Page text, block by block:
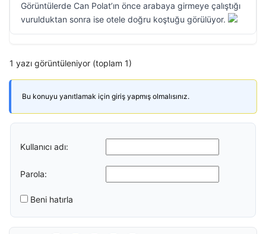
Görüntülerde Can Polat’ın önce arabaya girmeye çalıştığı
vurulduktan sonra ise otele doğru koştuğu görülüyor.
1 yazı görüntüleniyor (toplam 1)
Bu konuyu yanıtlamak için giriş yapmış olmalısınız.
Kullanıcı adı:
Parola:
Beni hatırla